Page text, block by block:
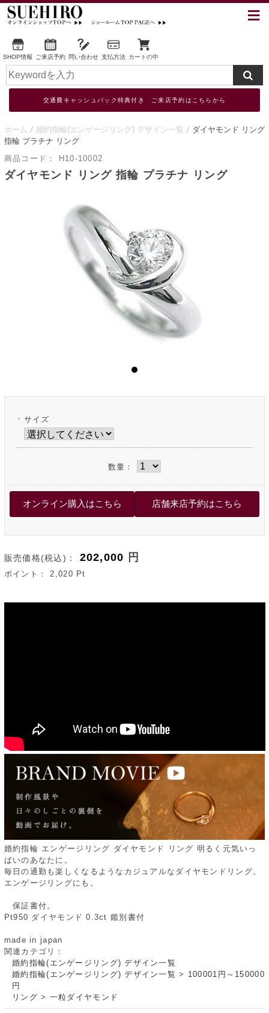
SHOP情報 ご来店予約 問い合わせ 支払方法 カートの中
交通費キャッシュバック特典付き ご来店予約はこちらから
ホーム 婚約指輪(エンゲージリング) デザイン一覧
ダイヤモンド リング
指輪 プラチナ リング
商品コード：
H10-10002
ダイヤモンド リング 指輪 プラチナ リング
サイズ
数量：
販売価格(税込)： 202,000 円
ポイント：2,020 Pt
婚約指輪 エンゲージリング ダイヤモンド リング 明るく元気いっ
ぱいのあなたに。
毎日の通勤も楽しくなるようなカジュアルなダイヤモンドリング。
エンゲージリングにも。
保証書付。
Pt950 ダイヤモンド 0.3ct 鑑別書付
made in japan
関連カテゴリ：
婚約指輪(エンゲージリング) デザイン一覧
婚約指輪(エンゲージリング) デザイン一覧 > 100001円～150000
円
リング > 一粒ダイヤモンド